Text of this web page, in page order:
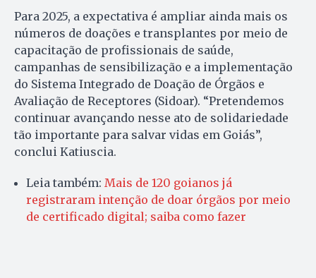
Para 2025, a expectativa é ampliar ainda mais os
números de doações e transplantes por meio de
capacitação de profissionais de saúde,
campanhas de sensibilização e a implementação
do Sistema Integrado de Doação de Órgãos e
Avaliação de Receptores (Sidoar). “Pretendemos
continuar avançando nesse ato de solidariedade
tão importante para salvar vidas em Goiás”,
conclui Katiuscia.
Leia também: Mais de 120 goianos já
registraram intenção de doar órgãos por meio
de certificado digital; saiba como fazer